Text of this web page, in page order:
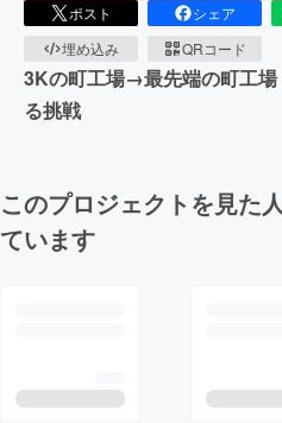
ポスト シェア
埋め込み
QRコード
3Kの町工場→最先端の町工
る挑戦
このプロジェクトを見た
ています